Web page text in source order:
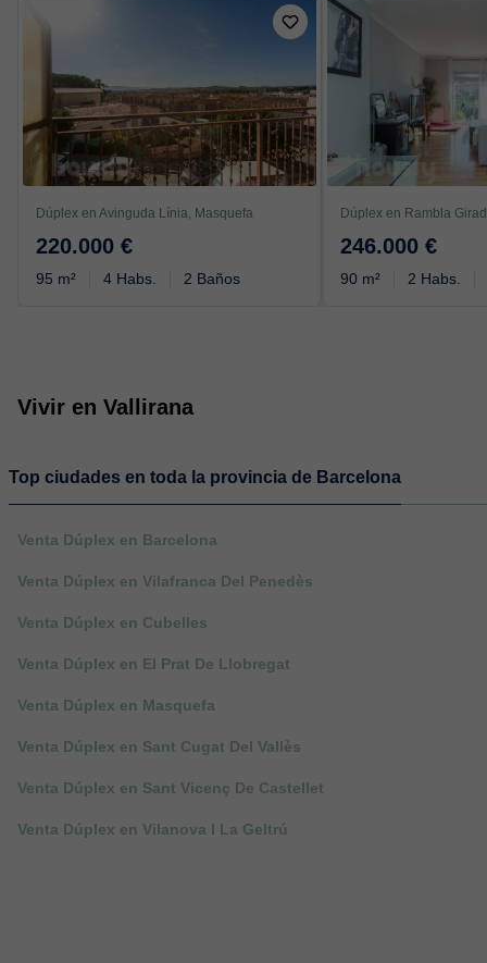
Dúplex en Avinguda Línia, Masquefa
220.000 €
95 m² 4 Habs. 2 Baños
246.000 €
90 m² 2 Habs.
Vivir en Vallirana
Top ciudades en toda la provincia de Barcelona
Venta Dúplex en Barcelona
Venta Dúplex en Vilafranca Del Penedès
Venta Dúplex en Cubelles
Venta Dúplex en El Prat De Llobregat
Venta Dúplex en Masquefa
Venta Dúplex en Sant Cugat Del Vallès
Venta Dúplex en Sant Vicenç De Castellet
Venta Dúplex en Vilanova I La Geltrú